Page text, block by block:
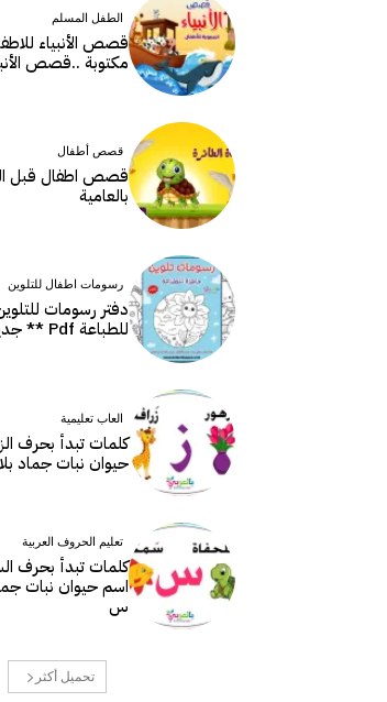
الطفل المسلم
قصص الأنبياء
مكتوبة ..قصص
قصص أطفال
قصص اطفال قبل
بالعامية
رسومات اطفال للتلوين
دفتر رسومات
للطباعة Pdf ** جديدة 2026
العاب تعليمية
كلمات تبدأ بحرف
حيوان نبات جماد
تعليم الحروف العربية
كلمات تبدأ بحرف
اسم حيوان نبات
س
تحميل أكثر